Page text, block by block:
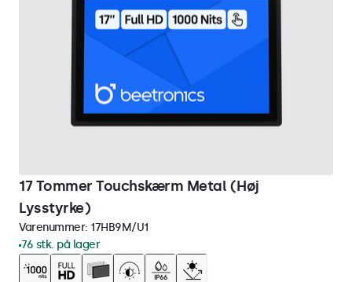
17 Tommer Touchskærm Metal (Høj
Lysstyrke)
Varenummer: 17HB9M/U1
76 stk. på lager